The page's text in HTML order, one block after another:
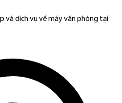
và dịch vụ về máy văn phòng tại